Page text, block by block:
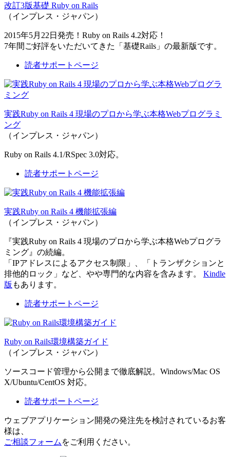
改訂3版基礎 Ruby on Rails
（インプレス・ジャパン）
2015年5月22日発売！Ruby on Rails 4.2対応！
7年間ご好評をいただいてきた「基礎Rails」の最新版です。
読者サポートページ
実践Ruby on Rails 4 現場のプロから学ぶ本格Webプログラミ
ング
（インプレス・ジャパン）
Ruby on Rails 4.1/RSpec 3.0対応。
読者サポートページ
実践Ruby on Rails 4 機能拡張編
（インプレス・ジャパン）
『実践Ruby on Rails 4 現場のプロから学ぶ本格Webプログラ
ミング』の続編。
「IPアドレスによるアクセス制限」、「トランザクションと
排他的ロック」など、やや専門的な内容を含みます。 Kindle
版 もあります。
読者サポートページ
Ruby on Rails環境構築ガイド
（インプレス・ジャパン）
ソースコード管理から公開まで徹底解説。Windows/Mac OS
X/Ubuntu/CentOS 対応。
読者サポートページ
ウェブアプリケーション開発の発注先を検討されているお客
様は、
ご相談フォーム をご利用ください。